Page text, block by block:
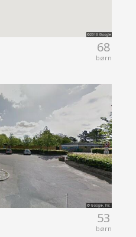
68
børn
53
børn